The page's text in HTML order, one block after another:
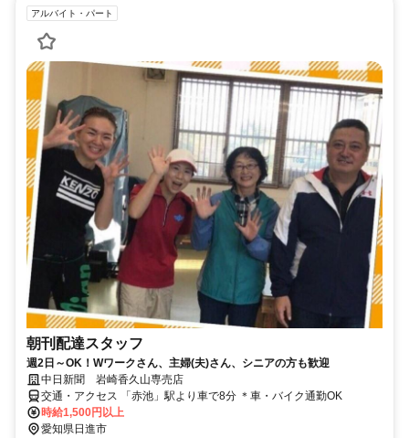
アルバイト・パート
朝刊配達スタッフ
週2日～OK！Wワークさん、主婦(夫)さん、シニアの方も歓迎
中日新聞 岩崎香久山専売店
交通・アクセス 「赤池」駅より車で8分 ＊車・バイク通勤OK
時給1,500円以上
愛知県日進市